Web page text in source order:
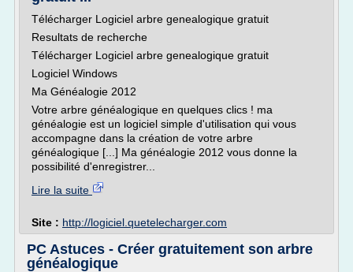
Télécharger Logiciel arbre genealogique gratuit
Resultats de recherche
Télécharger Logiciel arbre genealogique gratuit
Logiciel Windows
Ma Généalogie 2012
Votre arbre généalogique en quelques clics ! ma
généalogie est un logiciel simple d'utilisation qui vous
accompagne dans la création de votre arbre
généalogique [...] Ma généalogie 2012 vous donne la
possibilité d'enregistrer...
Lire la suite
Site : http://logiciel.quetelecharger.com
PC Astuces - Créer gratuitement son arbre
généalogique